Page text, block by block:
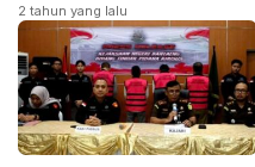
2 tahun yang lalu